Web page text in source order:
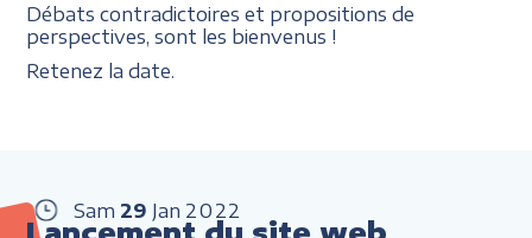
Débats contradictoires et propositions de
perspectives, sont les bienvenus !
Retenez la date.
Sam 29 Jan 2022